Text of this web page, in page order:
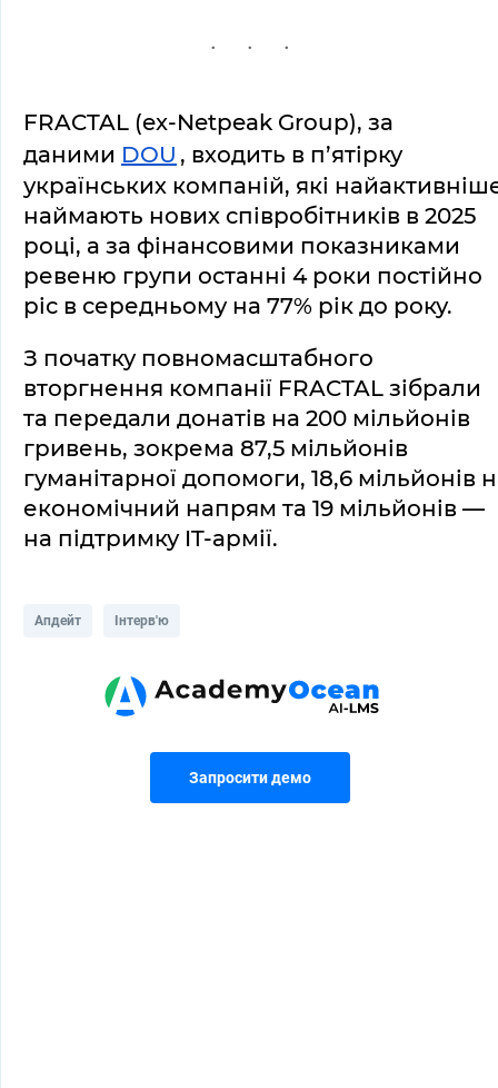
FRACTAL (ex-Netpeak Group), за
даними DOU , входить в п’ятірку
українських компаній, які
наймають нових співробітників в 2025
році, а за фінансовими показниками
ревеню групи останні 4 роки постійно
ріс в середньому на 77% рік до року.
З початку повномасштабного
вторгнення компанії FRACTAL зібрали
та передали донатів на 200 мільйонів
гривень, зокрема 87,5 мільйонів
гуманітарної допомоги, 18,6 мільйонів
економічний напрям та 19 мільйонів —
на підтримку IT-армії.
Апдейт Інтерв'ю
Запросити демо